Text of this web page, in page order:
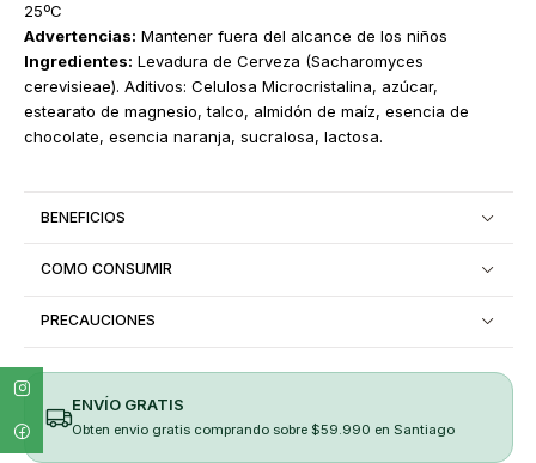
25ºC
Advertencias: Mantener fuera del alcance de los niños
Ingredientes: Levadura de Cerveza (Sacharomyces
cerevisieae). Aditivos: Celulosa Microcristalina, azúcar,
estearato de magnesio, talco, almidón de maíz, esencia de
chocolate, esencia naranja, sucralosa, lactosa.
BENEFICIOS
COMO CONSUMIR
PRECAUCIONES
ENVÍO GRATIS
Obten envio gratis comprando sobre $59.990 en Santiago